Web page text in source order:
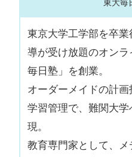
東大毎
東京大学工学部を卒
導が受け放題のオン
毎日塾」を創業。
オーダーメイドの計
学習管理で、難関大
現。
教育専門家として、